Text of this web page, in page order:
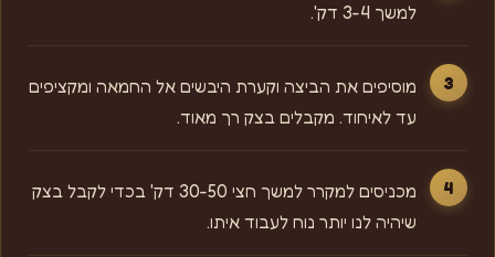
למשך 3-4 דק'.
מוסיפים את הביצה וקערת היבשים אל החמאה ומקציפים
עד לאיחוד. מקבלים בצק רך מאוד.
מכניסים למקרר למשך חצי 30-50 דק' בכדי לקבל בצק
שיהיה לנו יותר נוח לעבוד איתו.